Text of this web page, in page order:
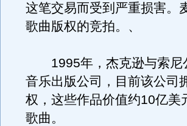
这笔交易而受到严重损害。
歌曲版权的竞拍。、
1995年，杰克逊与索尼
音乐出版公司，目前该公司
权，这些作品价值约10亿美
歌曲。